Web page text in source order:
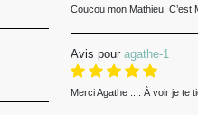
Coucou mon Mathieu. C’est
Avis pour agathe-1
Merci Agathe .... À voir je te